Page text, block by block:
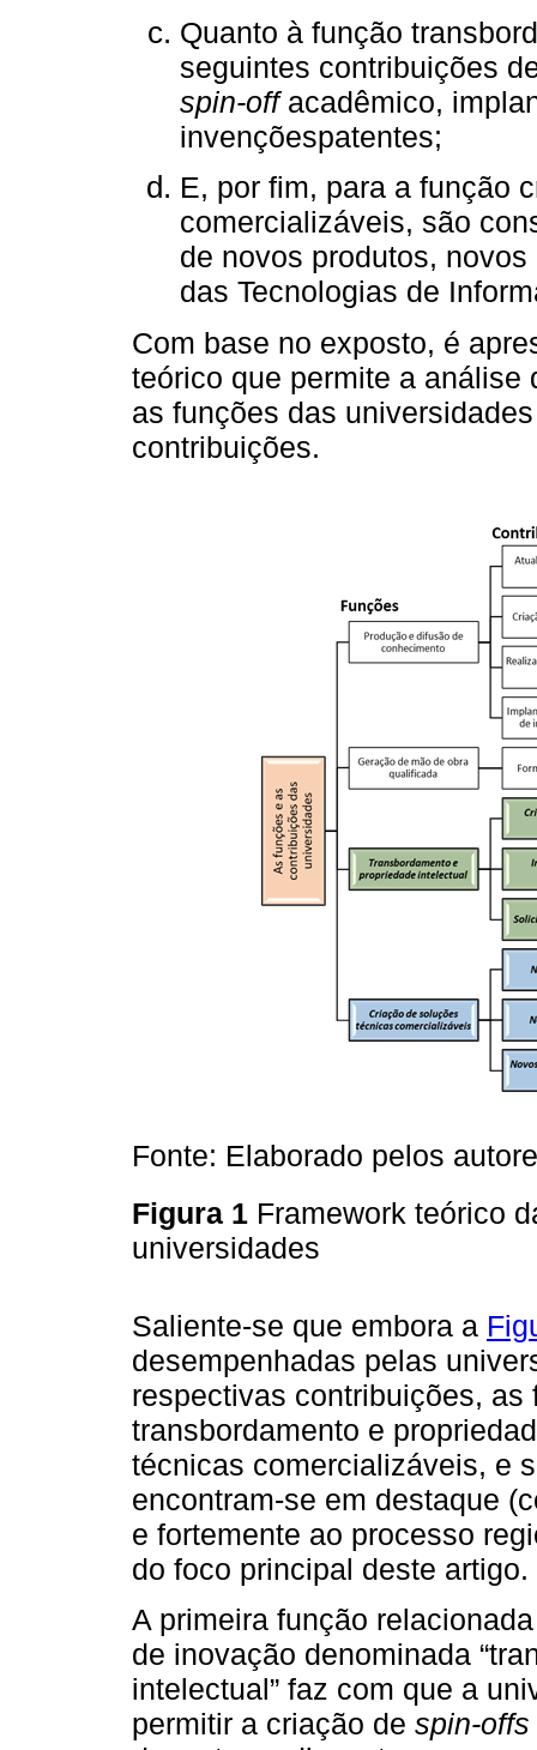
Quanto à função
seguintes contribuições
spin-offacadêmico,
invençõespatentes;
E, por fim, para a função
comercializáveis, são
de novos produtos,
das Tecnologias de
Com base no exposto, é
teórico que permite a análise
as funções das
contribuições.
Fonte: Elaborado pelos
Figura 1 Framework teórico
universidades
Saliente-se que embora a
desempenhadas pelas
respectivas contribuições,
transbordamento e
técnicas comercializáveis, e
encontram-se em destaque
e fortemente ao processo
do foco principal deste artigo.
A primeira função
de inovação denominada
intelectual” faz com que a
permitir a criação de spin-offs